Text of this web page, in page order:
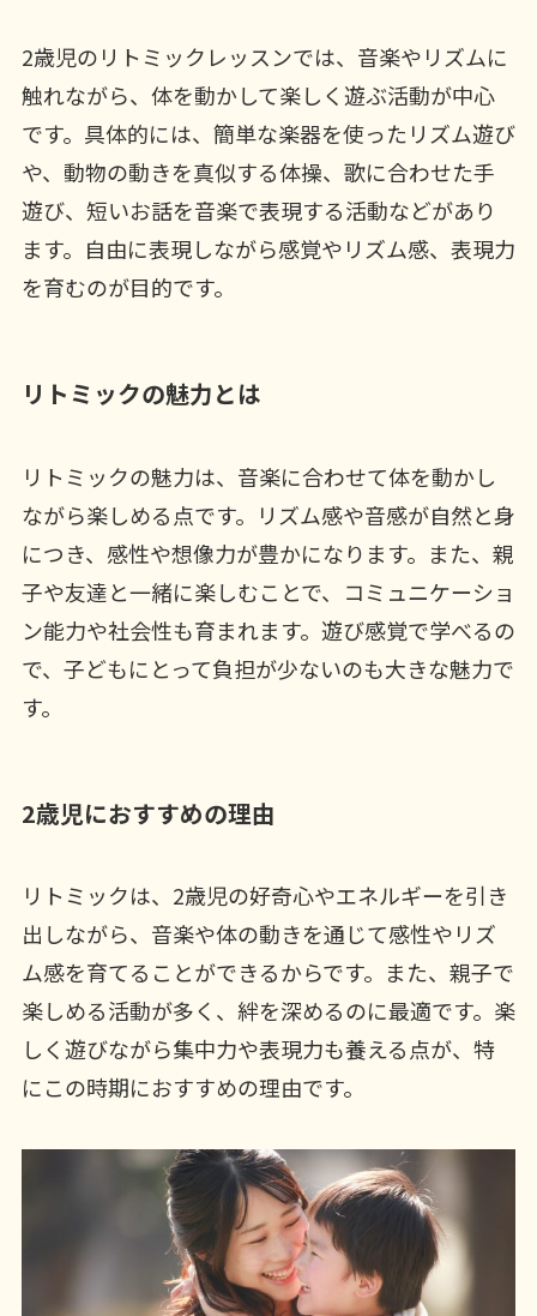
2歳児のリトミックレッスンでは、音楽やリズムに
触れながら、体を動かして楽しく遊ぶ活動が中心
です。具体的には、簡単な楽器を使ったリズム遊び
や、動物の動きを真似する体操、歌に合わせた手
遊び、短いお話を音楽で表現する活動などがあり
ます。自由に表現しながら感覚やリズム感、表現力
を育むのが目的です。
リトミックの魅力とは
リトミックの魅力は、音楽に合わせて体を動かし
ながら楽しめる点です。リズム感や音感が自然と身
につき、感性や想像力が豊かになります。また、親
子や友達と一緒に楽しむことで、コミュニケーショ
ン能力や社会性も育まれます。遊び感覚で学べるの
で、子どもにとって負担が少ないのも大きな魅力で
す。
2歳児におすすめの理由
リトミックは、2歳児の好奇心やエネルギーを引き
出しながら、音楽や体の動きを通じて感性やリズ
ム感を育てることができるからです。また、親子で
楽しめる活動が多く、絆を深めるのに最適です。楽
しく遊びながら集中力や表現力も養える点が、特
にこの時期におすすめの理由です。